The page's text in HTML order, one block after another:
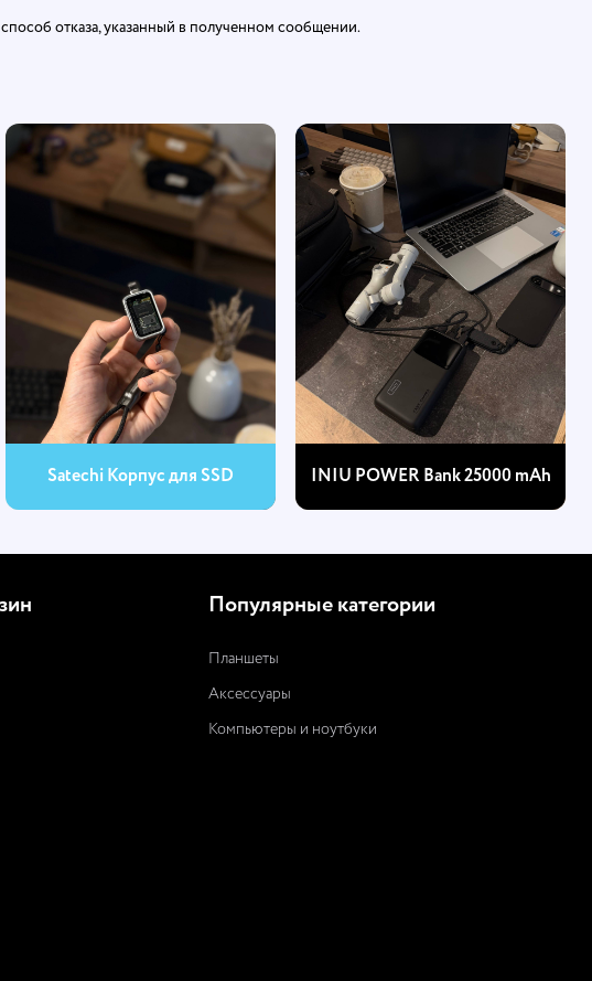
отказа, указанный в полученном сообщении.
Satechi Корпус для SSD INIU POWER Bank 25000 mAh
Популярные категории
Планшеты
Аксессуары
Компьютеры и ноутбуки